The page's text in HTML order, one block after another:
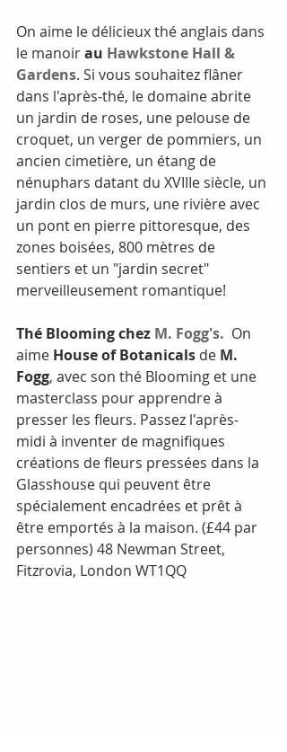
On aime le délicieux thé anglais dans
le manoir au Hawkstone Hall &
Gardens. Si vous souhaitez flâner
dans l'après-thé, le domaine abrite
un jardin de roses, une pelouse de
croquet, un verger de pommiers, un
ancien cimetière, un étang de
nénuphars datant du XVIIIe siècle, un
jardin clos de murs, une rivière avec
un pont en pierre pittoresque, des
zones boisées, 800 mètres de
sentiers et un "jardin secret"
merveilleusement romantique!
Thé Blooming chez M. Fogg's.
  On
aime House of Botanicals de M.
Fogg, avec son thé Blooming et une
masterclass pour apprendre à
presser les fleurs. Passez l'après-
midi à inventer de magnifiques
créations de fleurs pressées dans la
Glasshouse qui peuvent être
spécialement encadrées et prêt à
être emportés à la maison. (£44 par
personnes) 48 Newman Street,
Fitzrovia, London WT1QQ